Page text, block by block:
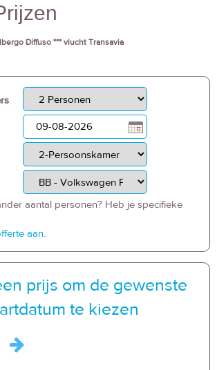
Diffuso *** vlucht Transavia
aantal personen? Heb je specifieke
aan.
prijs om de gewenste
te kiezen